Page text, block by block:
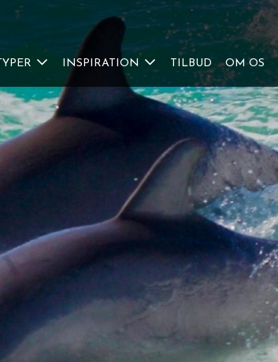
INSPIRATION TILBUD OM OS